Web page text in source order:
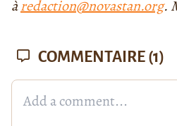
àredaction@novastan.org.
COMMENTAIRE (1)